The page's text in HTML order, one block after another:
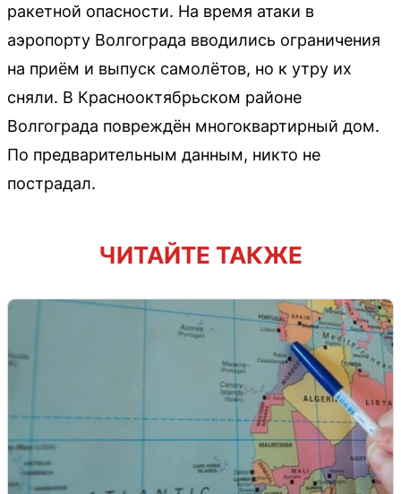
ракетной опасности. На время атаки в
аэропорту Волгограда вводились ограничения
на приём и выпуск самолётов, но к утру их
сняли. В Краснооктябрьском районе
Волгограда повреждён многоквартирный дом.
По предварительным данным, никто не
пострадал.
ЧИТАЙТЕ ТАКЖЕ